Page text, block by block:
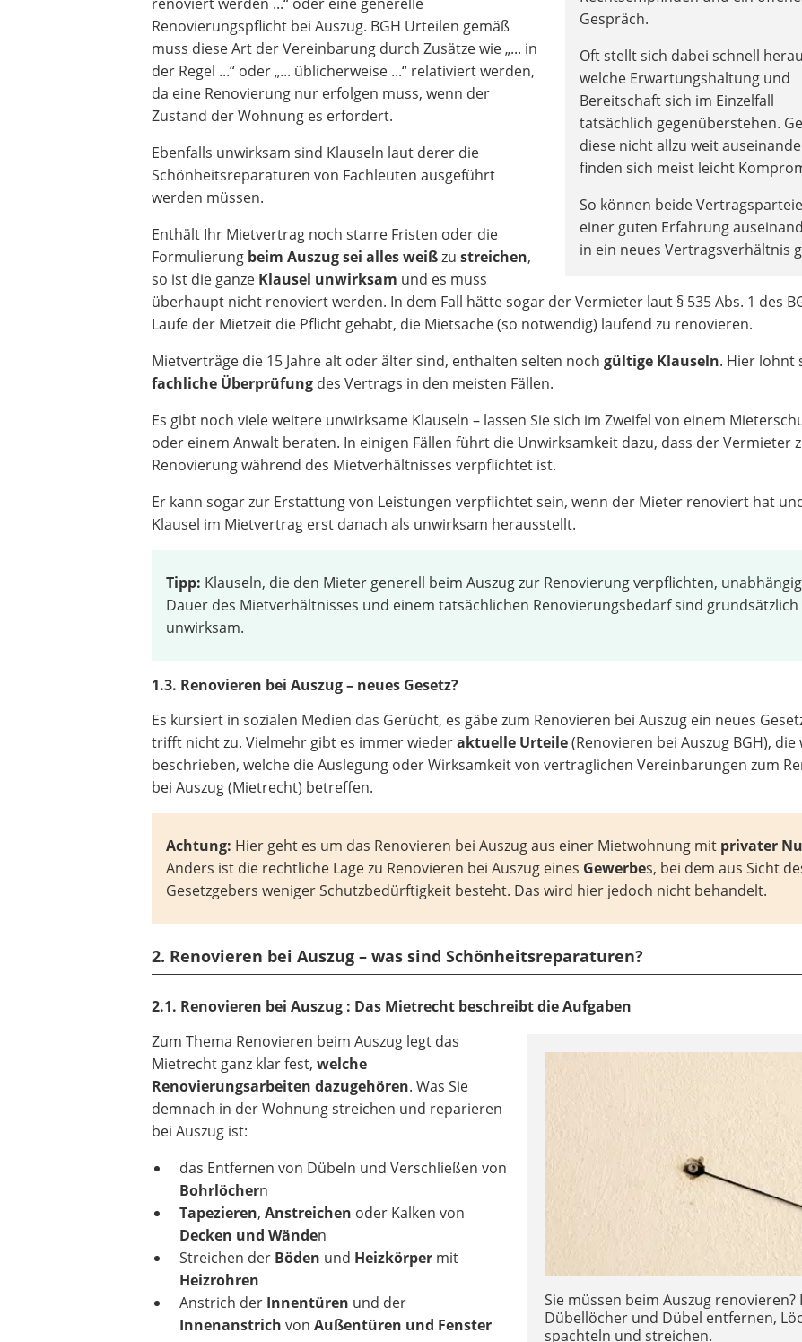
Gespräch.
Oft stellt sich dabei schnell
welche Erwartungshaltung und
Bereitschaft sich im Einzelfall
tatsächlich gegenüberstehen.
diese nicht allzu weit
finden sich meist leicht
So können beide
einer guten Erfahrung
in ein neues Vertragsverhältnis
Renovierungspflicht bei Auszug. BGH Urteilen gemäß
muss diese Art der Vereinbarung durch Zusätze wie „... in
der Regel ...“ oder „... üblicherweise ...“ relativiert werden,
da eine Renovierung nur erfolgen muss, wenn der
Zustand der Wohnung es erfordert.
Ebenfalls unwirksam sind Klauseln laut derer die
Schönheitsreparaturen von Fachleuten ausgeführt
werden müssen.
Enthält Ihr Mietvertrag noch starre Fristen oder die
Formulierung beim Auszug sei alles weißzustreichen,
so ist die ganze Klausel unwirksam und es muss
überhaupt nicht renoviert werden. In dem Fall hätte sogar der Vermieter laut § 535 Abs. 1 des
Laufe der Mietzeit die Pflicht gehabt, die Mietsache (so notwendig) laufend zu renovieren.
Mietverträge die 15 Jahre alt oder älter sind, enthalten selten nochgültige Klauseln. Hier lohnt
fachliche Überprüfung des Vertrags in den meisten Fällen.
Es gibt noch viele weitere unwirksame Klauseln – lassen Sie sich im Zweifel von einem
oder einem Anwalt beraten. In einigen Fällen führt die Unwirksamkeit dazu, dass der Vermieter
Renovierung während des Mietverhältnisses verpflichtet ist.
Er kann sogar zur Erstattung von Leistungen verpflichtet sein, wenn der Mieter renoviert hat
Klausel im Mietvertrag erst danach als unwirksam herausstellt.
Tipp: Klauseln, die den Mieter generell beim Auszug zur Renovierung verpflichten,
Dauer des Mietverhältnisses und einem tatsächlichen Renovierungsbedarf sind grundsätzlich
unwirksam.
1.3. Renovieren bei Auszug – neues Gesetz?
Es kursiert in sozialen Medien das Gerücht, es gäbe zum Renovieren bei Auszug ein neues
trifft nicht zu. Vielmehr gibt es immer wiederaktuelle Urteile(Renovieren bei Auszug BGH), die
beschrieben, welche die Auslegung oder Wirksamkeit von vertraglichen Vereinbarungen zum
bei Auszug (Mietrecht) betreffen.
Achtung: Hier geht es um das Renovieren bei Auszug aus einer Mietwohnung mit privater
Anders ist die rechtliche Lage zu Renovieren bei Auszug eines Gewerbes, bei dem aus Sicht
Gesetzgebers weniger Schutzbedürftigkeit besteht. Das wird hier jedoch nicht behandelt.
2. Renovieren bei Auszug – was sind Schönheitsreparaturen?
2.1. Renovieren bei Auszug : Das Mietrecht beschreibt die Aufgaben
Sie müssen beim Auszug renovieren?
Dübellöcher und Dübel entfernen,
spachteln und streichen.
Zum Thema Renovieren beim Auszug legt das
Mietrecht ganz klar fest,welche
Renovierungsarbeiten dazugehören. Was Sie
demnach in der Wohnung streichen und reparieren
bei Auszug ist:
das Entfernen von Dübeln und Verschließen von
Bohrlöchern
Tapezieren, Anstreichen oder Kalken von
Decken und Wänden
Streichen der Böden und Heizkörpermit
Heizrohren
Anstrich der Innentüren und der
Innenanstrich von Außentüren und Fenster